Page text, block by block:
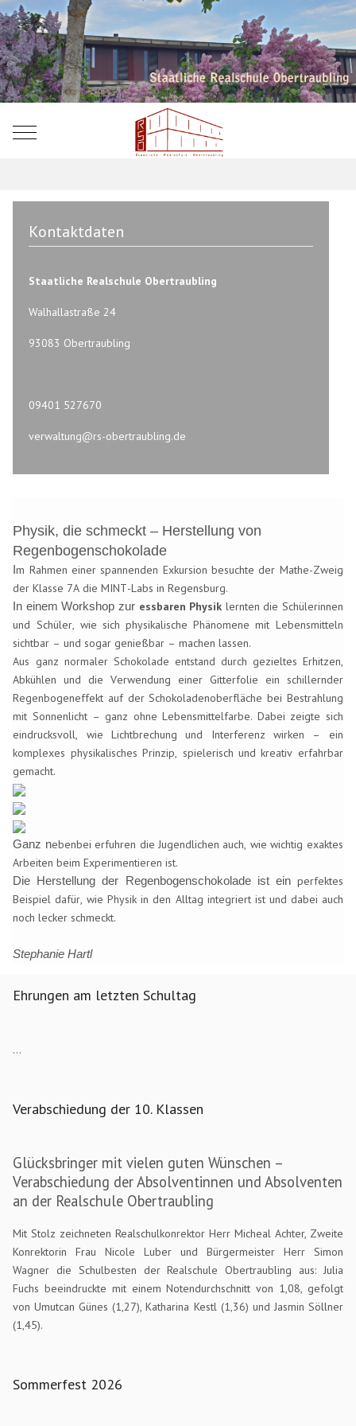
Mobile Menu Toggle
Kontaktdaten
Staatliche Realschule Obertraubling
Walhallastraße 24
93083 Obertraubling
09401 527670
verwaltung@rs-obertraubling.de
Physik, die schmeckt– Herstellung von
Regenbogenschokolade
Im Rahmen einer spannenden Exkursion besuchte der Mathe-Zweig
der Klasse 7A die MINT-Labs in Regensburg.
In einem Workshop zur essbaren Physik lernten die Schülerinnen
und Schüler, wie sich physikalische Phänomene mit Lebensmitteln
sichtbar – und sogar genießbar – machen lassen.
Aus ganz normaler Schokolade entstand durch gezieltes Erhitzen,
Abkühlen und die Verwendung einer Gitterfolie ein schillernder
Regenbogeneffekt auf der Schokoladenoberfläche bei Bestrahlung
mit Sonnenlicht – ganz ohne Lebensmittelfarbe. Dabei zeigte sich
eindrucksvoll, wie Lichtbrechung und Interferenz wirken – ein
komplexes physikalisches Prinzip, spielerisch und kreativ erfahrbar
gemacht.
Ganz nebenbei erfuhren die Jugendlichen auch, wie wichtig exaktes
Arbeiten beim Experimentieren ist.
Die Herstellung der Regenbogenschokolade ist ein perfektes
Beispiel dafür, wie Physik in den Alltag integriert ist und dabei auch
noch lecker schmeckt.
Stephanie Hartl
Ehrungen am letzten Schultag
...
Verabschiedung der 10. Klassen
Glücksbringer mit vielen guten Wünschen –
Verabschiedung der Absolventinnen und Absolventen
an der Realschule Obertraubling
Mit Stolz zeichneten Realschulkonrektor Herr Micheal Achter, Zweite
Konrektorin Frau Nicole Luber und Bürgermeister Herr Simon
Wagner die Schulbesten der Realschule Obertraubling aus: Julia
Fuchs beeindruckte mit einem Notendurchschnitt von 1,08, gefolgt
von Umutcan Günes (1,27), Katharina Kestl (1,36) und Jasmin Söllner
(1,45).
Sommerfest 2026